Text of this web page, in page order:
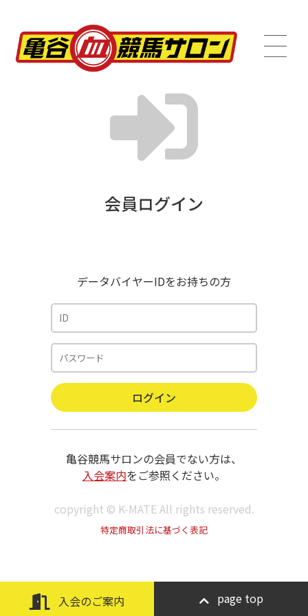
会員ログイン
データバイヤーIDをお持ちの方
亀谷競馬サロンの会員でない方は、
入会案内をご参照ください。
copyright © K-MATE All rights reserved.
特定商取引法に基づく表記
入会のご案内 page top